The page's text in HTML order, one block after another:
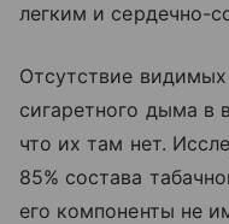
легким и сердечно-
Отсутствие
сигаретного дыма в
что их там нет.
85% состава
его компоненты не